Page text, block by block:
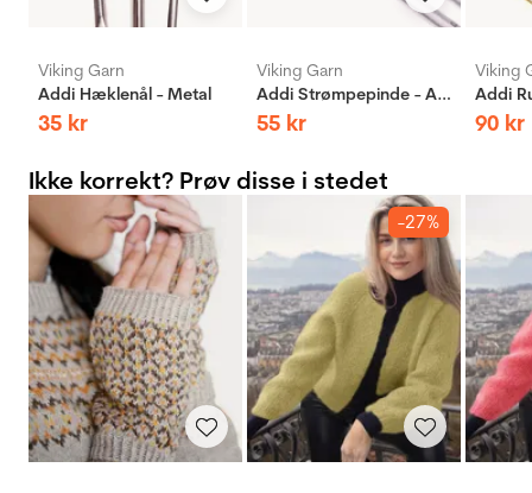
Viking Garn
Addi Hæklenål - Metal
35 kr
Viking Garn
Addi Strømpepinde - Aluminium
55 kr
Viking
90 kr
Ikke korrekt? Prøv disse i stedet
-27%